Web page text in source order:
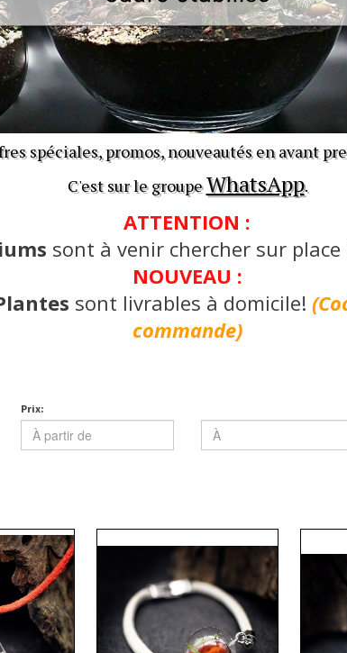
spéciales, promos, nouveautés en avant
C'est sur le groupeWhatsApp.
ATTENTION :
sont à venir chercher sur
NOUVEAU :
sont livrables à domicile!
commande)
Prix: